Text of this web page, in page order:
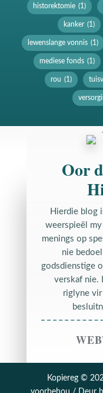
historektomie (1)
kanker (1)
lewenslange vonnis (1)
mediese fonds (1)
rou (1)
Oor
Hierdie blog
weerspieël
menings op
nie
godsdienstige
verskaf nie.
riglyne vir
Kopiereg ©